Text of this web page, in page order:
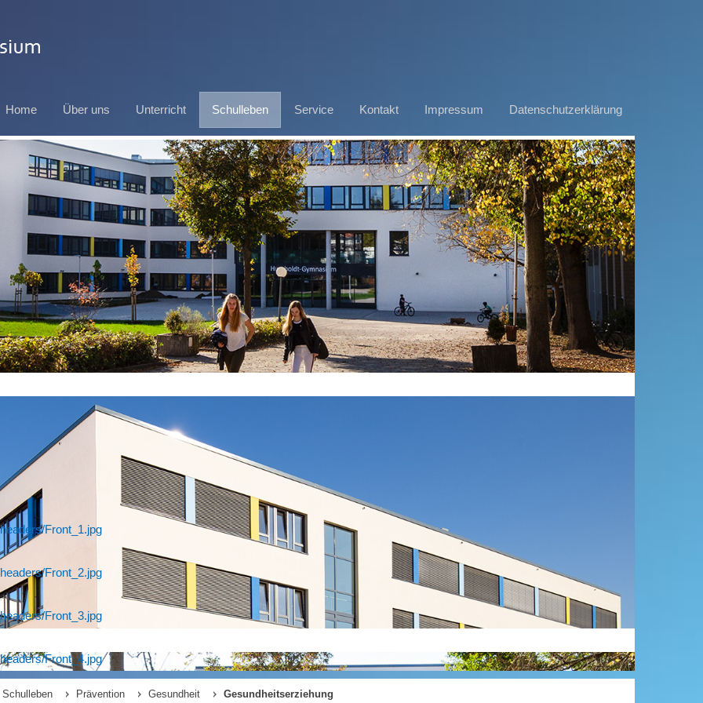
Home Über uns Unterricht Schulleben Service Kontakt Impressum Datenschutzerklärung
Front_1.jpg
Front_2.jpg
Front_3.jpg
Front_4.jpg
Schulleben Prävention Gesundheit Gesundheitserziehung